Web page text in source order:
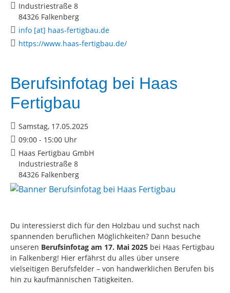
Industriestraße 8
84326 Falkenberg
info [at] haas-fertigbau.de
https://www.haas-fertigbau.de/
Berufsinfotag bei Haas
Fertigbau
Samstag, 17.05.2025
09:00 - 15:00 Uhr
Haas Fertigbau GmbH
Industriestraße 8
84326 Falkenberg
Du interessierst dich für den Holzbau und suchst nach
spannenden beruflichen Möglichkeiten? Dann besuche
unseren Berufsinfotag am 17. Mai 2025 bei Haas Fertigbau
in Falkenberg! Hier erfährst du alles über unsere
vielseitigen Berufsfelder – von handwerklichen Berufen bis
hin zu kaufmännischen Tätigkeiten.